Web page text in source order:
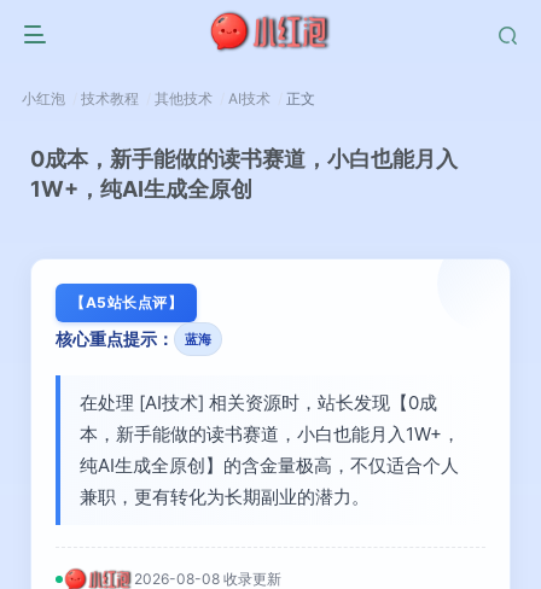
小红泡 技术教程 其他技术 AI技术 正文
0成本，新手能做的读书赛道，小白也能月入
1W+，纯AI生成全原创
【A5站长点评】
核心重点提示： 蓝海
在处理 [AI技术] 相关资源时，站长发现【0成
本，新手能做的读书赛道，小白也能月入1W+，
纯AI生成全原创】的含金量极高，不仅适合个人
兼职，更有转化为长期副业的潜力。
2026-08-08 收录更新